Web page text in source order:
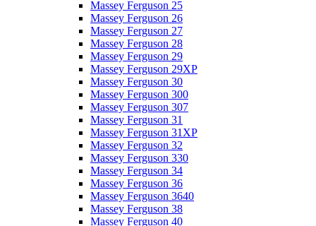
Massey Ferguson 25
Massey Ferguson 26
Massey Ferguson 27
Massey Ferguson 28
Massey Ferguson 29
Massey Ferguson 29XP
Massey Ferguson 30
Massey Ferguson 300
Massey Ferguson 307
Massey Ferguson 31
Massey Ferguson 31XP
Massey Ferguson 32
Massey Ferguson 330
Massey Ferguson 34
Massey Ferguson 36
Massey Ferguson 3640
Massey Ferguson 38
Massey Ferguson 40